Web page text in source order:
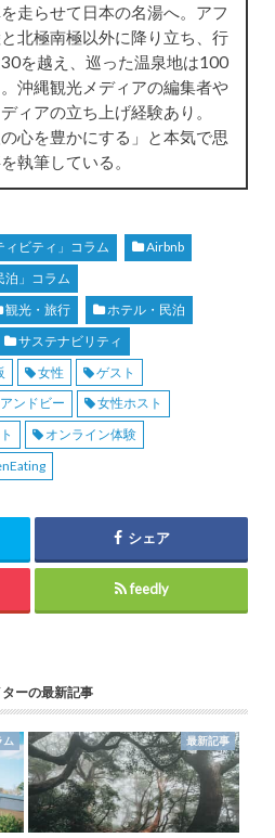
走らせて日本の名湯へ。アフ
北極南極以外に降り立ち、行
を越え、巡った温泉地は100
沖縄観光メディアの編集者や
ィアの立ち上げ経験あり。
の心を豊かにする」と本気で思
執筆している。
ィビティ」コラム
Airbnb
泊」コラム
観光・旅行
ホテル・民泊
サステナビリティ
女性
ゲスト
ンドビー
女性ホスト
オンライン体験
シェア
feedly
ーの最新記事
ム 最新記事